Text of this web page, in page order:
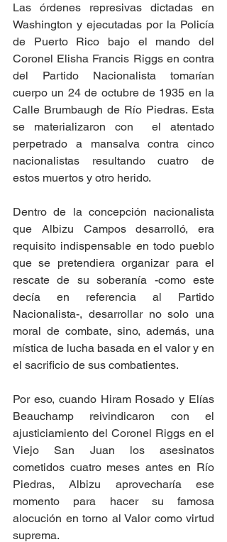
Las órdenes represivas dictadas en
Washington y ejecutadas por la Policía
de Puerto Rico bajo el mando del
Coronel Elisha Francis Riggs en contra
del Partido Nacionalista tomarían
cuerpo un 24 de octubre de 1935 en la
Calle Brumbaugh de Río Piedras. Esta
se materializaron con  el atentado
perpetrado a mansalva contra cinco
nacionalistas resultando cuatro de
estos muertos y otro herido.
Dentro de la concepción nacionalista
que Albizu Campos desarrolló, era
requisito indispensable en todo pueblo
que se pretendiera organizar para el
rescate de su soberanía -como este
decía en referencia al Partido
Nacionalista-, desarrollar no solo una
moral de combate, sino, además, una
mística de lucha basada en el valor y en
el sacrificio de sus combatientes.
Por eso, cuando Hiram Rosado y Elías
Beauchamp reivindicaron con el
ajusticiamiento del Coronel Riggs en el
Viejo San Juan los asesinatos
cometidos cuatro meses antes en Río
Piedras, Albizu aprovecharía ese
momento para hacer su famosa
alocución en torno al Valor como virtud
suprema.